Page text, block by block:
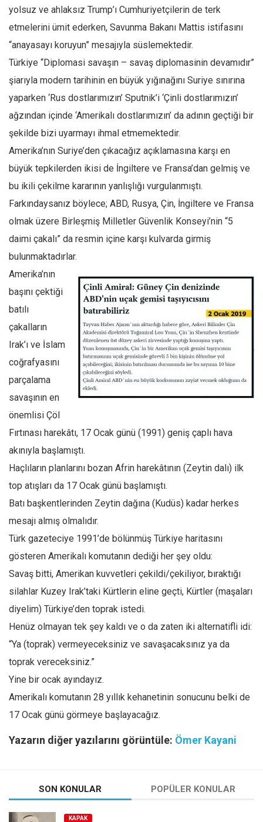
yolsuz ve ahlaksız Trump’ı Cumhuriyetçilerin de terk
etmelerini ümit ederken, Savunma Bakanı Mattis istifasını
“anayasayı koruyun” mesajıyla süslemektedir.
Türkiye “Diplomasi savaşın – savaş diplomasinin devamıdır”
şiarıyla modern tarihinin en büyük yığınağını Suriye sınırına
yaparken ‘Rus dostlarımızın’ Sputnik’i ‘Çinli dostlarımızın’
ağzından içinde ‘Amerikalı dostlarımızın’ da adının geçtiği bir
şekilde bizi uyarmayı ihmal etmemektedir.
Amerika’nın Suriye’den çıkacağız açıklamasına karşı en
büyük tepkilerden ikisi de İngiltere ve Fransa’dan gelmiş ve
bu ikili çekilme kararının yanlışlığı vurgulanmıştı.
Farkındaysanız böylece; ABD, Rusya, Çin, İngiltere ve Fransa
olmak üzere Birleşmiş Milletler Güvenlik Konseyi’nin “5
daimi çakalı” da resmin içine karşı kulvarda girmiş
bulunmaktadırlar.
Amerika’nın
başını çektiği
batılı
çakalların
Irak’ı ve İslam
coğrafyasını
parçalama
savaşının en
önemlisi Çöl
Fırtınası harekâtı, 17 Ocak günü (1991) geniş çaplı hava
akınıyla başlamıştı.
Haçlıların planlarını bozan Afrin harekâtının (Zeytin dalı) ilk
top atışları da 17 Ocak günü başlamıştı.
Batı başkentlerinden Zeytin dağına (Kudüs) kadar herkes
mesajı almış olmalıdır.
Türk gazeteciye 1991’de bölünmüş Türkiye haritasını
gösteren Amerikalı komutanın dediği her şey oldu:
Savaş bitti, Amerikan kuvvetleri çekildi/çekiliyor, bıraktığı
silahlar Kuzey Irak’taki Kürtlerin eline geçti, Kürtler (maşaları
diyelim) Türkiye’den toprak istedi.
Henüz olmayan tek şey kaldı ve o da zaten iki alternatifli idi:
“Ya (toprak) vermeyeceksiniz ve savaşacaksınız ya da
toprak vereceksiniz.”
Yine bir ocak ayındayız.
Amerikalı komutanın 28 yıllık kehanetinin sonucunu belki de
17 Ocak günü görmeye başlayacağız.
Yazarın diğer yazılarını görüntüle: Ömer Kayani
SON KONULAR POPÜLER KONULAR
KAPAK